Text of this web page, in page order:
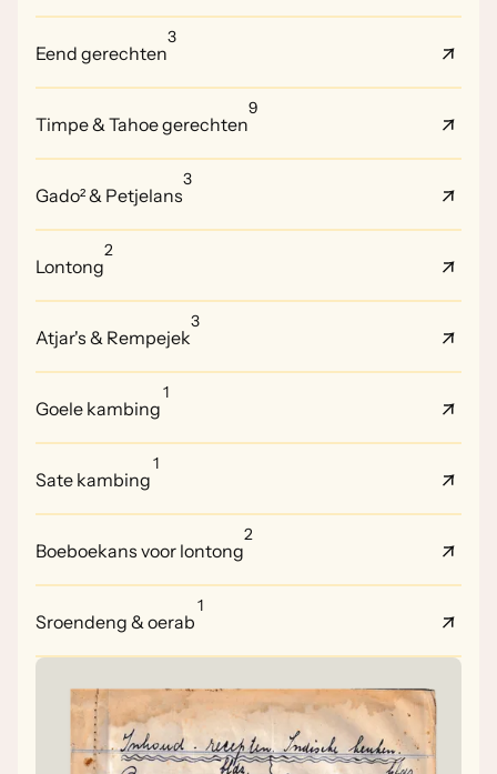
Eend gerechten
3
Timpe & Tahoe gerechten
9
Gado² & Petjelans
3
Lontong
2
Atjar's & Rempejek
3
Goele kambing
1
Sate kambing
1
Boeboekans voor lontong
2
Sroendeng & oerab
1